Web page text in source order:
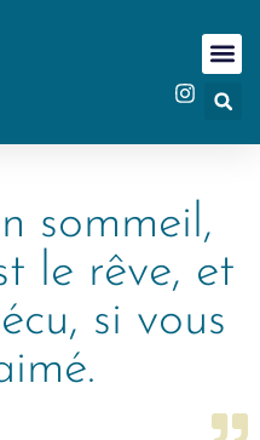
sommeil,
le rêve, et
si vous